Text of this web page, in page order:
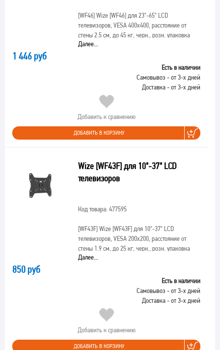
[WF46]Wize [WF46] для 23"-65" LCD
телевизоров, VESA 400х400, расстояние от
стены 2.5 см, до 45 кг, черн., розн. упаковка
Далее...
1 446 руб
Есть в наличии
Самовывоз - от 3-х дней
Доставка - от 3-х дней
Добавить к сравнению
ДОБАВИТЬ В КОРЗИНУ
Wize [WF43F] для 10"-37" LCD
телевизоров
Код товара: 477595
[WF43F]Wize [WF43F] для 10"-37" LCD
телевизоров, VESA 200х200, расстояние от
стены 1.9 см, до 25 кг, черн., розн. упаковка
Далее...
850 руб
Есть в наличии
Самовывоз - от 3-х дней
Доставка - от 3-х дней
Добавить к сравнению
ДОБАВИТЬ В КОРЗИНУ